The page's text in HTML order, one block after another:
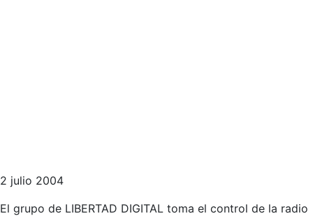
2 julio 2004
El grupo de LIBERTAD DIGITAL toma el control de la radio